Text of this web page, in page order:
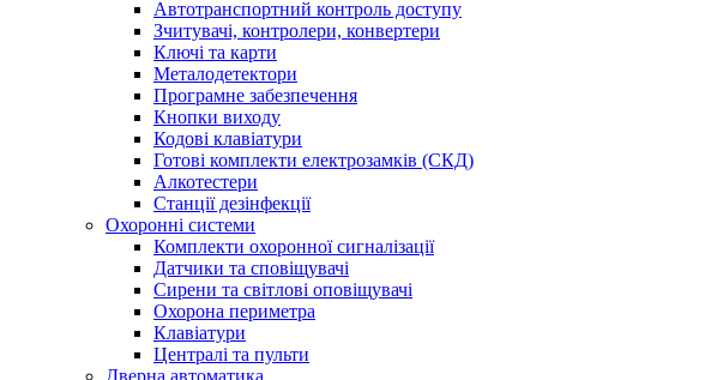
Автотранспортний контроль доступу
Зчитувачі, контролери, конвертери
Ключі та карти
Металодетектори
Програмне забезпечення
Кнопки виходу
Кодові клавіатури
Готові комплекти електрозамків (СКД)
Алкотестери
Станції дезінфекції
Охоронні системи
Комплекти охоронної сигналізації
Датчики та сповіщувачі
Сирени та світлові оповіщувачі
Охорона периметра
Клавіатури
Централі та пульти
Дверна автоматика